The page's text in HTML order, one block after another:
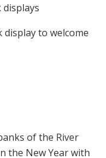
to welcome